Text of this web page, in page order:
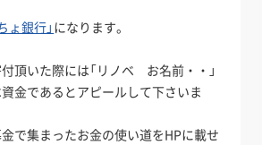
ょ銀行」 になります。
頂いた際には「リノベ お名前・・」
金であるとアピールして下さいま
で集まったお金の使い道をHPに載せ